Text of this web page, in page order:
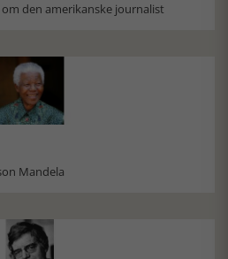
den amerikanske journalist
Mandela